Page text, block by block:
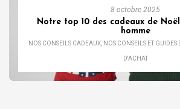
8 octobre 2025
Notre top 10 des cadeaux de
homme
NOS CONSEILS CADEAUX NOS CONSEILS ET GUIDES
D'ACHAT